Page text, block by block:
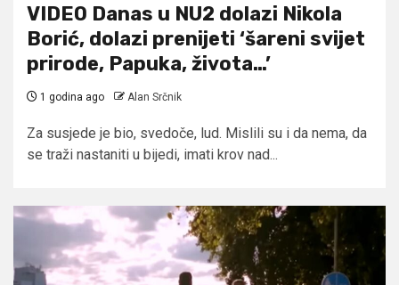
VIDEO Danas u NU2 dolazi Nikola
Borić, dolazi prenijeti ‘šareni svijet
prirode, Papuka, života…’
1 godina ago Alan Srčnik
Za susjede je bio, svedoče, lud. Mislili su i da nema, da
se traži nastaniti u bijedi, imati krov nad...